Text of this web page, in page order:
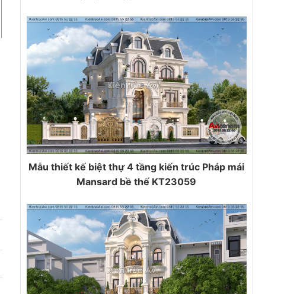
Mẫu thiết kế biệt thự 4 tầng kiến trúc Pháp mái
Mansard bề thế KT23059